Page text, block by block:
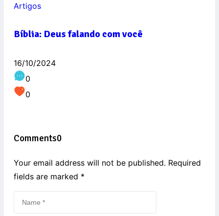
Artigos
Bíblia: Deus falando com você
16/10/2024
0
0
Comments0
Your email address will not be published. Required
fields are marked *